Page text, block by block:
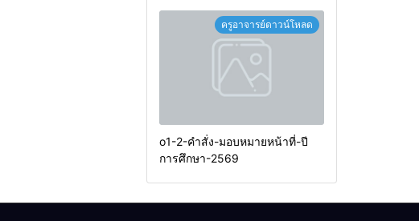
ครูอาจารย์ดาวน์โหลด
o1-2-คำสั่ง-มอบหมายหน้าที่-ปี
การศึกษา-2569